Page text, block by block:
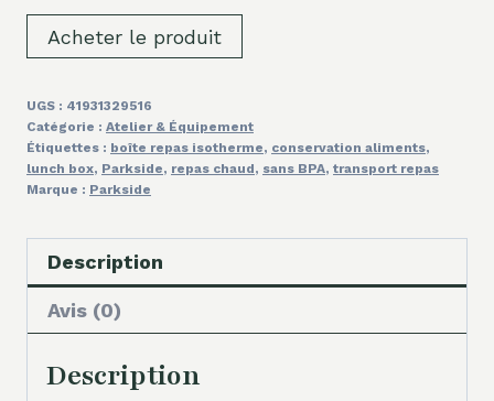
Acheter le produit
UGS : 41931329516
Catégorie : Atelier & Équipement
Étiquettes : boîte repas isotherme, conservation aliments,
lunch box, Parkside, repas chaud, sans BPA, transport repas
Marque : Parkside
Description
Avis (0)
Description